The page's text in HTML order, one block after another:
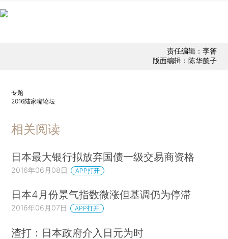
责任编辑：李箐
版面编辑：陈华懿子
专题
2016陆家嘴论坛
相关阅读
日本最大银行拟放弃国债一级交易商资格
2016年06月08日 APP打开
日本4月份景气指数微涨但基调仍为停滞
2016年06月07日 APP打开
渣打：日本政府介入日元为时